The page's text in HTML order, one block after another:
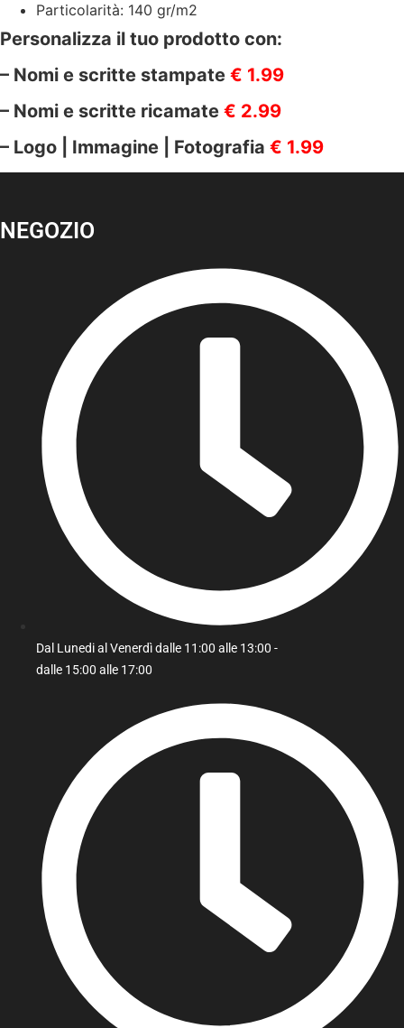
Particolarità: 140 gr/m2
Personalizza il tuo prodotto con:
– Nomi e scritte stampate € 1.99
– Nomi e scritte ricamate € 2.99
– Logo | Immagine | Fotografia € 1.99
NEGOZIO
Dal Lunedi al Venerdì dalle 11:00 alle 13:00 -
dalle 15:00 alle 17:00